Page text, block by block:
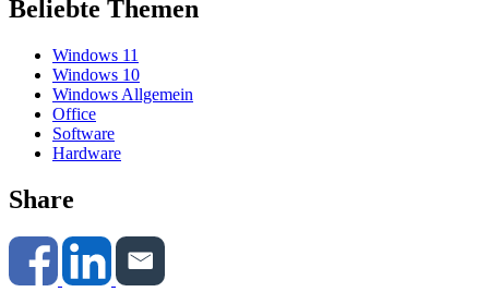
Beliebte Themen
Windows 11
Windows 10
Windows Allgemein
Office
Software
Hardware
Share